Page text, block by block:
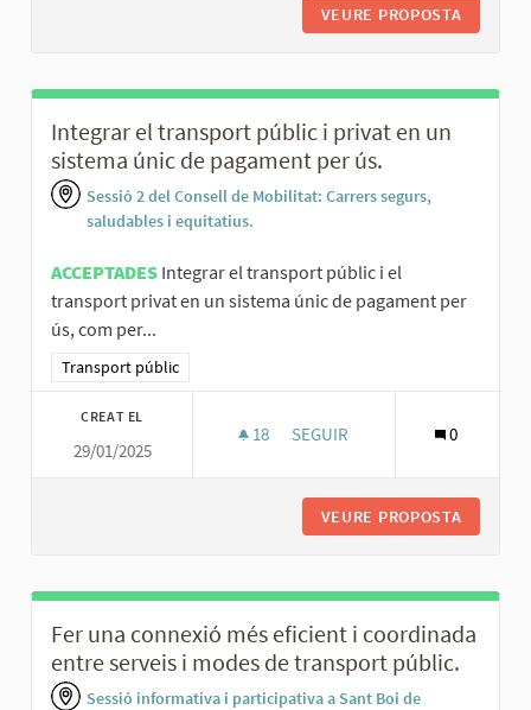
VEURE PROPOSTA
Integrar el transport públic i privat en un
sistema únic de pagament per ús.
Sessió 2 del Consell de Mobilitat: Carrers segurs,
saludables i equitatius.
ACCEPTADES Integrar el transport públic i el
transport privat en un sistema únic de pagament per
ús, com per...
Resultats al filtrar per la categoria: Transport públic
Transport públic
CREAT EL
29/01/2025
18 18 SEGUIDORES
SEGUIR 0
VEURE PROPOSTA
Fer una connexió més eficient i coordinada
entre serveis i modes de transport públic.
Sessió informativa i participativa a Sant Boi de